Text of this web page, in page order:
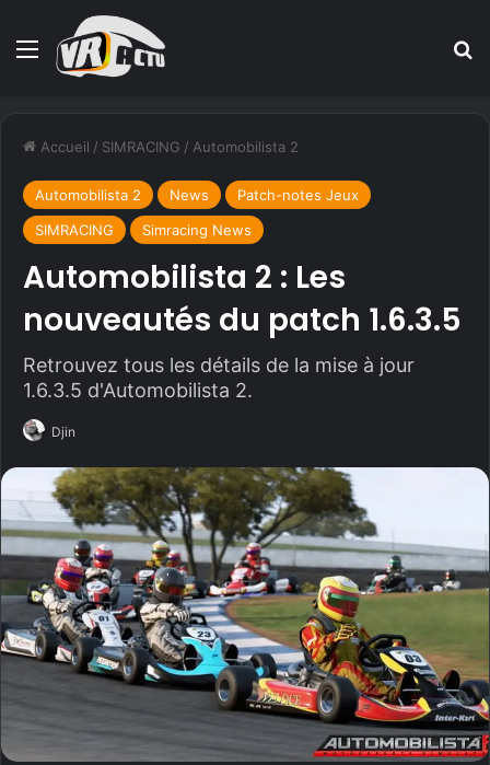
Menu
Accueil / SIMRACING / Automobilista 2
Automobilista 2 News
Patch-notes Jeux
SIMRACING
Simracing News
Automobilista 2 : Les
nouveautés du patch 1.6.3.5
Retrouvez tous les détails de la mise à jour
1.6.3.5 d'Automobilista 2.
Djin